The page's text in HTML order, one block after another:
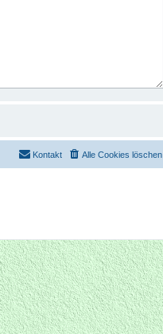
Alle Cookies löschen
Kontakt